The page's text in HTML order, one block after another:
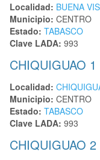
Localidad: BUENA
Municipio: CENTRO
Estado: TABASCO
Clave LADA: 993
CHIQUIGUAO
Localidad:
Municipio: CENTRO
Estado: TABASCO
Clave LADA: 993
CHIQUIGUAO